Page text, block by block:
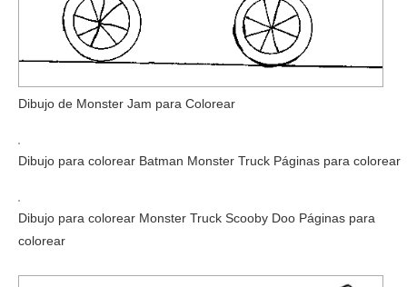
Dibujo de Monster Jam para Colorear
Dibujo para colorear Batman Monster Truck Páginas para colorear
Dibujo para colorear Monster Truck Scooby Doo Páginas para
colorear